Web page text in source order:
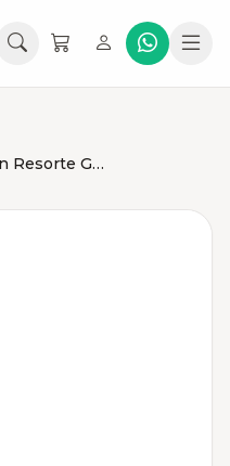
Alicate Corta Uñas Barrilito Con Resorte Grande